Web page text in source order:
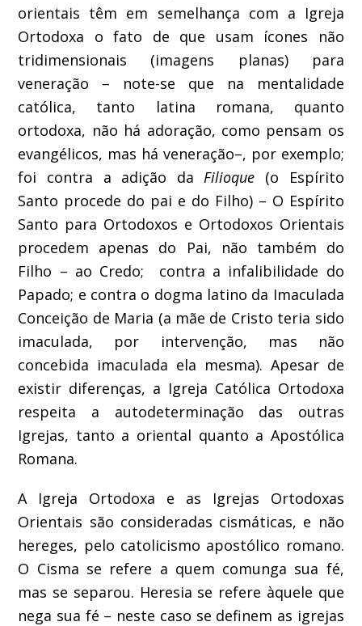
orientais têm em semelhança com a Igreja
Ortodoxa o fato de que usam ícones não
tridimensionais (imagens planas) para
veneração – note-se que na mentalidade
católica, tanto latina romana, quanto
ortodoxa, não há adoração, como pensam os
evangélicos, mas há veneração–, por exemplo;
foi contra a adição daFilioque (o Espírito
Santo procede do pai e do Filho) – O Espírito
Santo para Ortodoxos e Ortodoxos Orientais
procedem apenas do Pai, não também do
Filho – ao Credo; contra a infalibilidade do
Papado; e contra o dogma latino da Imaculada
Conceição de Maria (a mãe de Cristo teria sido
imaculada, por intervenção, mas não
concebida imaculada ela mesma). Apesar de
existir diferenças, a Igreja Católica Ortodoxa
respeita a autodeterminação das outras
Igrejas, tanto a oriental quanto a Apostólica
Romana.
A Igreja Ortodoxa e as Igrejas Ortodoxas
Orientais são consideradas cismáticas, e não
hereges, pelo catolicismo apostólico romano.
O Cisma se refere a quem comunga sua fé,
mas se separou. Heresia se refere àquele que
nega sua fé – neste caso se definem as igrejas